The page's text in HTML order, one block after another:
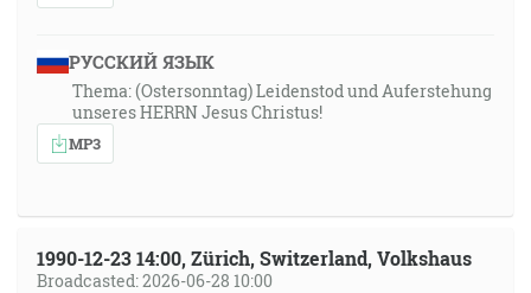
РУССКИЙ ЯЗЫК
Thema: (Ostersonntag) Leidenstod und Auferstehung
unseres HERRN Jesus Christus!
MP3
1990-12-23 14:00, Zürich, Switzerland, Volkshaus
Broadcasted: 2026-06-28 10:00